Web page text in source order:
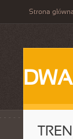
Strona